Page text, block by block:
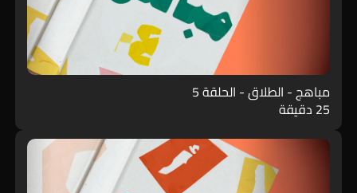
مباهج - الطلاق - الحلقة 5
25 دقيقة